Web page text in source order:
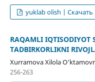
yuklab olish |
RAQAMLI IQTISODIYOT
TADBIRKORLIKNI
Xurramova Xilola
256-263